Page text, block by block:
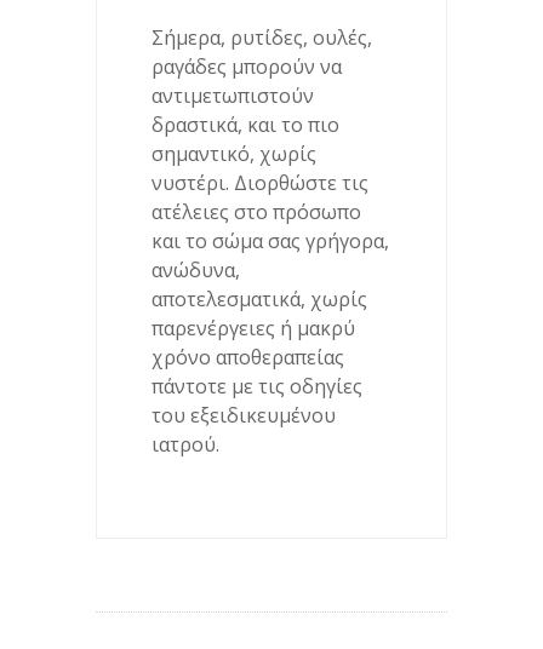
Σήμερα, ρυτίδες, ουλές,
ραγάδες μπορούν να
αντιμετωπιστούν
δραστικά, και το πιο
σημαντικό, χωρίς
νυστέρι. Διορθώστε τις
ατέλειες στο πρόσωπο
και το σώμα σας γρήγορα,
ανώδυνα,
αποτελεσματικά, χωρίς
παρενέργειες ή μακρύ
χρόνο αποθεραπείας
πάντοτε με τις οδηγίες
του εξειδικευμένου
ιατρού.